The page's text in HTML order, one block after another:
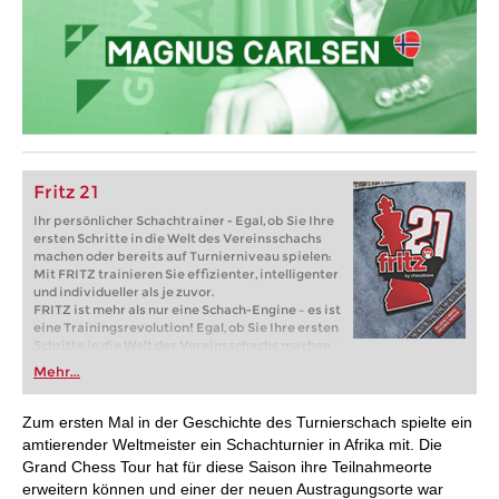
Fritz 21
Ihr persönlicher Schachtrainer - Egal, ob Sie Ihre
ersten Schritte in die Welt des Vereinsschachs
machen oder bereits auf Turnierniveau spielen:
Mit FRITZ trainieren Sie effizienter, intelligenter
und individueller als je zuvor.
FRITZ ist mehr als nur eine Schach-Engine – es ist
eine Trainingsrevolution! Egal, ob Sie Ihre ersten
Schritte in die Welt des Vereinsschachs machen
oder bereits auf Turnierniveau spielen: Mit
FRITZ trainieren Sie effizienter, intelligenter und
individueller als je zuvor.
Mehr...
Zum ersten Mal in der Geschichte des Turnierschach spielte ein
amtierender Weltmeister ein Schachturnier in Afrika mit. Die
Grand Chess Tour hat für diese Saison ihre Teilnahmeorte
erweitern können und einer der neuen Austragungsorte war